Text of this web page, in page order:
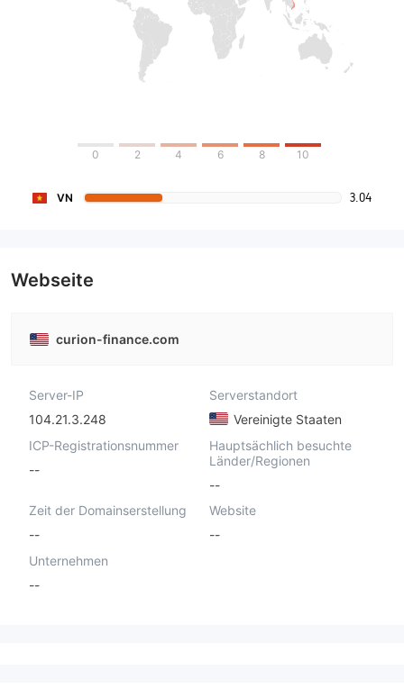
0 2 4 6 8 10
VN 3.04
Webseite
curion-finance.com
Server-IP
104.21.3.248
Serverstandort
Vereinigte Staaten
ICP-Registrationsnummer
--
Hauptsächlich besuchte
Länder/Regionen
--
Zeit der Domainserstellung
--
Website
--
Unternehmen
--